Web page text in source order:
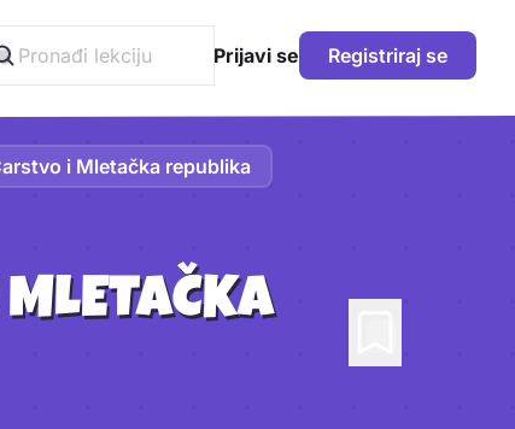
Prijavi se Registriraj se
i Mletačka republika